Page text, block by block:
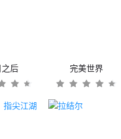
后 完美世界